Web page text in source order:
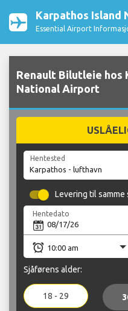
Karpathos Island
Essential Airport
Renault Bilutleie hos
National Airport
Hentested
Levering til samme
Hentedato
Sjåførens alder:
18 - 29